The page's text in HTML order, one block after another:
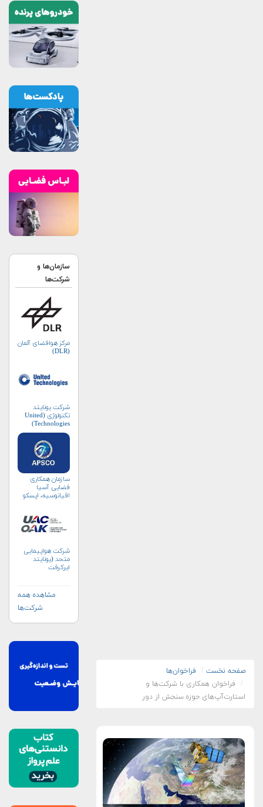
صفحه نخست
فراخوان‌ها
فراخوان همکاری با شرکت‌ها و
استارت‌‌آپ‌‌های حوزه سنجش از دور
سازمان‌ها و
شرکت‌ها
مرکز هوافضای آلمان
(DLR)
شرکت یونایتد
تکنولوژی (United
Technologies)
سازمان همکاری
فضایی آسیا
اقیانوسیه، اپسکو
شرکت هواپیمایی
متحد (یونایتد
ایرکرفت
مشاهده همه
شرکت‌ها